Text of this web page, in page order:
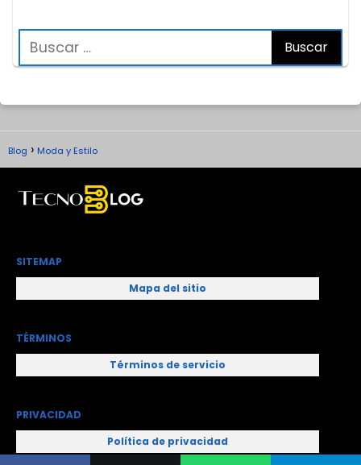
Blog Moda y Estilo
SITEMAP
Mapa del sitio
TÉRMINOS
Términos de servicio
PRIVACIDAD
Política de privacidad